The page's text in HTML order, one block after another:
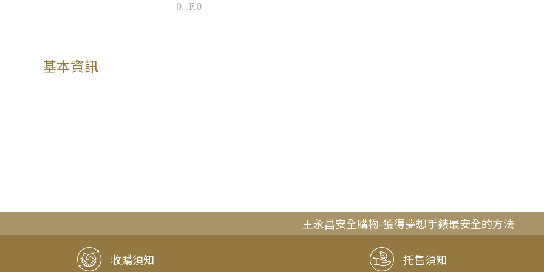
0...F.0
基本資訊
王永昌安全購物-獲得夢想手錶最安全的方法
收購須知 托售須知